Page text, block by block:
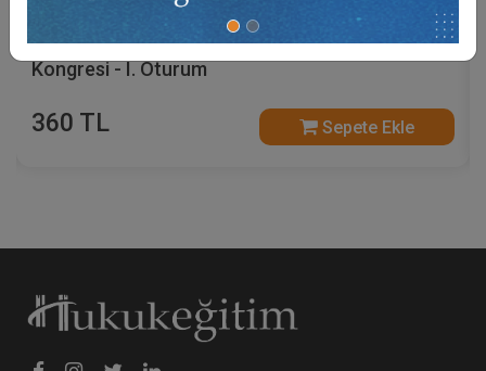
İş Yargılaması ve Usul Hukuku - II. İş Hukuku
Kongresi - I. Oturum
360 TL Sepete Ekle